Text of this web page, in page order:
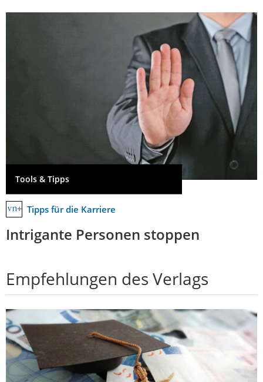
Tools & Tipps
Tipps für die Karriere
Intrigante Personen stoppen
Empfehlungen des Verlags